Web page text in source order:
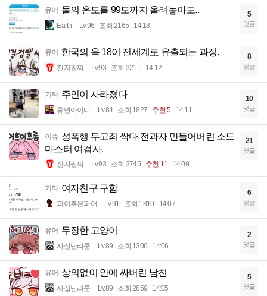
유머 물의 온도를 99도까지 올려놓아도..
Earth Lv.96 조회 2165 14:18
5
댓글
유머 한국의 욕 18이 전세계로 유출되는 과정.
전자팔찌 Lv.93 조회 3211 14:12
8
댓글
기타 주인이 사라졌다
휴면아이디 Lv.84 조회 1827 추천 5 14:11
10
댓글
이슈 성폭행 무고죄 싹다 전과자 만들어버린 소드
마스터 여검사.
전자팔찌 Lv.93 조회 3745 추천 11 14:09
21
댓글
기타 여자친구 구함
파이혹은파어 Lv.91 조회 1810 14:07
6
댓글
유머 무장한 고양이
사실난라쿤 Lv.89 조회 1306 14:06
2
댓글
유머 상의없이 안에 싸버린 남친
사실난라쿤 Lv.89 조회 2859 14:05
5
댓글